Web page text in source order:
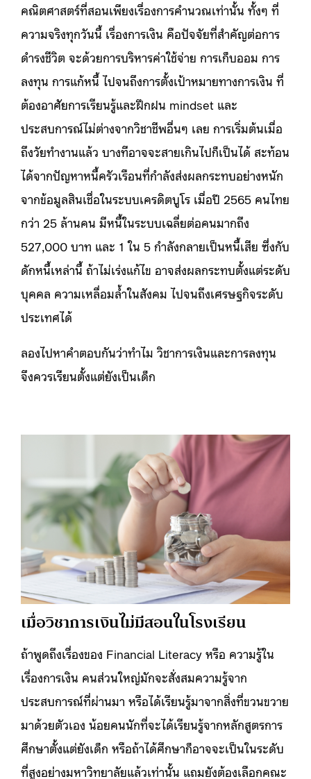
คณิตศาสตร์ที่สอนเพียงเรื่องการคำนวณเท่านั้น ทั้งๆ ที่
ความจริงทุกวันนี้ เรื่องการเงิน คือปัจจัยที่สำคัญต่อการ
ดำรงชีวิต จะด้วยการบริหารค่าใช้จ่าย การเก็บออม การ
ลงทุน การแก้หนี้ ไปจนถึงการตั้งเป้าหมายทางการเงิน ที่
ต้องอาศัยการเรียนรู้และฝึกฝน mindset และ
ประสบการณ์ไม่ต่างจากวิชาชีพอื่นๆ เลย การเริ่มต้นเมื่อ
ถึงวัยทำงานแล้ว บางทีอาจจะสายเกินไปก็เป็นได้ สะท้อน
ได้จากปัญหาหนี้ครัวเรือนที่กำลังส่งผลกระทบอย่างหนัก
จากข้อมูลสินเชื่อในระบบเครดิตบูโร เมื่อปี 2565 คนไทย
กว่า 25 ล้านคน มีหนี้ในระบบเฉลี่ยต่อคนมากถึง
527,000 บาท และ 1 ใน 5 กำลังกลายเป็นหนี้เสีย ซึ่งกับ
ดักหนี้เหล่านี้ ถ้าไม่เร่งแก้ไข อาจส่งผลกระทบตั้งแต่ระดับ
บุคคล ความเหลื่อมล้ำในสังคม ไปจนถึงเศรษฐกิจระดับ
ประเทศได้
ลองไปหาคำตอบกันว่าทำไม วิชาการเงินและการลงทุน
จึงควรเรียนตั้งแต่ยังเป็นเด็ก
เมื่อวิชาการเงินไม่มีสอนในโรงเรียน
ถ้าพูดถึงเรื่องของ Financial Literacy หรือ ความรู้ใน
เรื่องการเงิน คนส่วนใหญ่มักจะสั่งสมความรู้จาก
ประสบการณ์ที่ผ่านมา หรือได้เรียนรู้มาจากสิ่งที่ขวนขวาย
มาด้วยตัวเอง น้อยคนนักที่จะได้เรียนรู้จากหลักสูตรการ
ศึกษาตั้งแต่ยังเด็ก หรือถ้าได้ศึกษาก็อาจจะเป็นในระดับ
ที่สูงอย่างมหาวิทยาลัยแล้วเท่านั้น แถมยังต้องเลือกคณะ